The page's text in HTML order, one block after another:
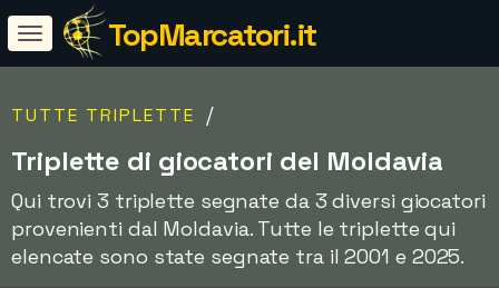
TopMarcatori.it
TUTTE TRIPLETTE /
Triplette di giocatori del Moldavia
Qui trovi 3 triplette segnate da 3 diversi giocatori
provenienti dal Moldavia. Tutte le triplette qui
elencate sono state segnate tra il 2001 e 2025.